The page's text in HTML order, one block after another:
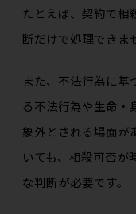
たとえば、契約で相
断だけで処理できま
また、不法行為に基
る不法行為や生命・
象外とされる場面が
いても、相殺可否が
な判断が必要です。